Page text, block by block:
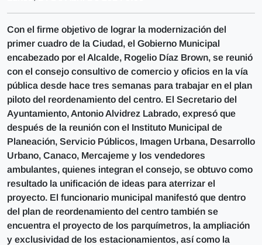
Con el firme objetivo de lograr la modernización del
primer cuadro de la Ciudad, el Gobierno Municipal
encabezado por el Alcalde, Rogelio Díaz Brown, se reunió
con el consejo consultivo de comercio y oficios en la vía
pública desde hace tres semanas para trabajar en el plan
piloto del reordenamiento del centro. El Secretario del
Ayuntamiento, Antonio Alvidrez Labrado, expresó que
después de la reunión con el Instituto Municipal de
Planeación, Servicio Públicos, Imagen Urbana, Desarrollo
Urbano, Canaco, Mercajeme y los vendedores
ambulantes, quienes integran el consejo, se obtuvo como
resultado la unificación de ideas para aterrizar el
proyecto. El funcionario municipal manifestó que dentro
del plan de reordenamiento del centro también se
encuentra el proyecto de los parquímetros, la ampliación
y exclusividad de los estacionamientos, así como la